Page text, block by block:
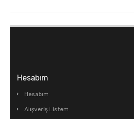
Hesabım
Hesabım
Alışveriş Listem